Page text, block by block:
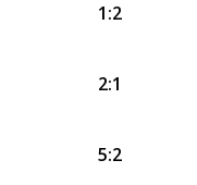
1:2
2:1
5:2